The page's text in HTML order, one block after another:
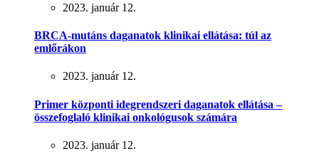
2023. január 12.
BRCA-mutáns daganatok klinikai ellátása: túl az
emlőrákon
2023. január 12.
Primer központi idegrendszeri daganatok ellátása –
összefoglaló klinikai onkológusok számára
2023. január 12.